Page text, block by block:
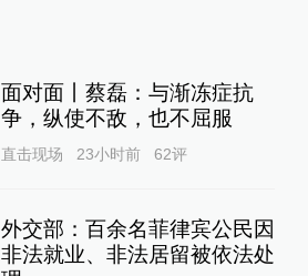
面对面丨蔡磊：与渐冻症抗
争，纵使不敌，也不屈服
直击现场 23小时前 62评
外交部：百余名菲律宾公民因
非法就业、非法居留被依法处